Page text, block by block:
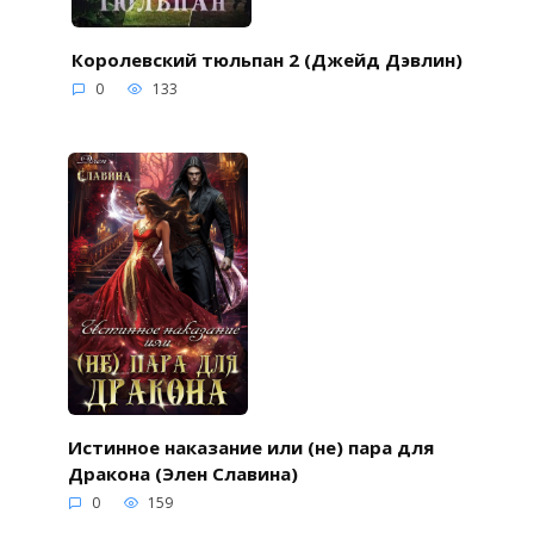
Королевский тюльпан 2 (Джейд Дэвлин)
0 133
Истинное наказание или (не) пара для
Дракона (Элен Славина)
0 159